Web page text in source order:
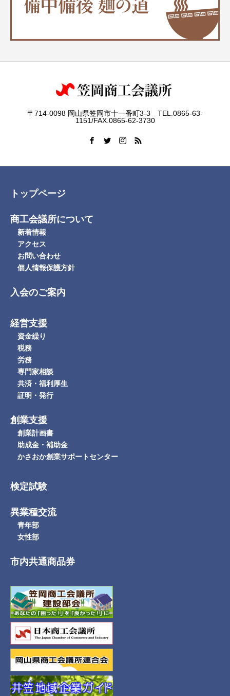
〒714-0098 岡山県笠岡市十一番町3-3 TEL.0865-63-
1151/FAX.0865-62-3730
トップページ
商工会議所について
新着情報
アクセス
お問い合わせ
個人情報保護方針
入会のご案内
経営支援
資金繰り
税務
労務
専門家相談
共済・福利厚生
証明・発行
創業支援
創業計画書
助成金・補助金
かさおか創業サポートセンター
検定試験
異業種交流
青年部
女性部
市内共通商品券